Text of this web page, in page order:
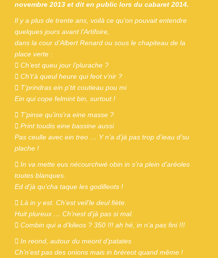
novembre 2013 et dit en public lors du cabaret 2014.
Il y a plus de trente ans, voilà ce qu’on pouvait entendre
quelques jours avant l’Artifoire,
dans la cour d’Albert Renard ou sous le chapiteau de la
place verte :
 Ch’est queu jour l’plurache ?
 Ch’t’à queul heure qui feot v’nir ?
 T’prindras ein p’tit coutieau pou mi
Ein qui cope felmint bin, surtout !
 T’pinse qu’ins’ra eine masse ?
 Print toudis eine bassine aussi
Pas ceulle avec ein treo … Y n’a d’jà pas trop d’ieau d’su
plache !
 In va mette eus nécourchwé obin in s’ra plein d’aréoles
toutes blanques.
Ed d’jà qu’cha taque les godilleots !
 Là in y est. Ch’est veil’le deul fiète.
Huit plureux … Ch’nest d’jà pas si mal.
 Combin qui a d’kileos ? 350 !!! ah hé, in n’a pas fini !!!
 In reond, autour du meont d’patates
Ch’n’est pas des onions mais in bréreot quand même !